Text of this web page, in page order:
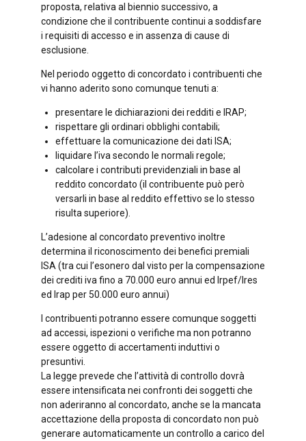
proposta, relativa al biennio successivo, a
condizione che il contribuente continui a soddisfare
i requisiti di accesso e in assenza di cause di
esclusione.
Nel periodo oggetto di concordato i contribuenti che
vi hanno aderito sono comunque tenuti a:
presentare le dichiarazioni dei redditi e IRAP;
rispettare gli ordinari obblighi contabili;
effettuare la comunicazione dei dati ISA;
liquidare l’iva secondo le normali regole;
calcolare i contributi previdenziali in base al
reddito concordato (il contribuente può però
versarli in base al reddito effettivo se lo stesso
risulta superiore).
L’adesione al concordato preventivo inoltre
determina il riconoscimento dei benefici premiali
ISA (tra cui l’esonero dal visto per la compensazione
dei crediti iva fino a 70.000 euro annui ed Irpef/Ires
ed Irap per 50.000 euro annui)
I contribuenti potranno essere comunque soggetti
ad accessi, ispezioni o verifiche ma non potranno
essere oggetto di accertamenti induttivi o
presuntivi.
La legge prevede che l’attività di controllo dovrà
essere intensificata nei confronti dei soggetti che
non aderiranno al concordato, anche se la mancata
accettazione della proposta di concordato non può
generare automaticamente un controllo a carico del